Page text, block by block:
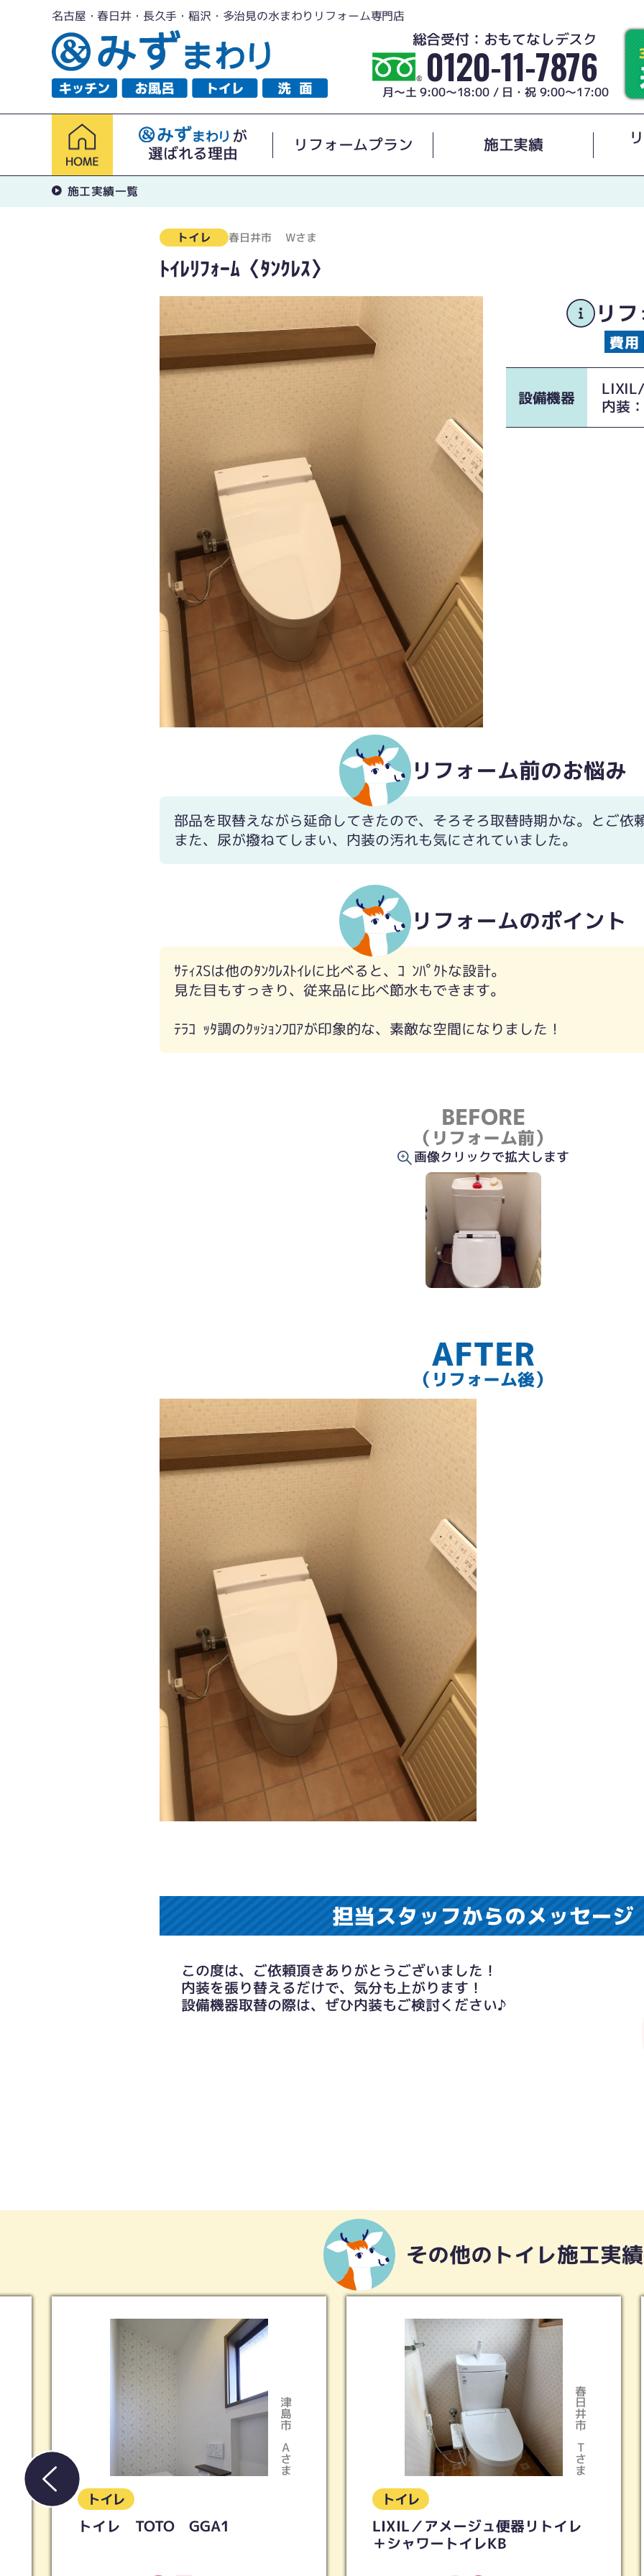
名古屋・春日井・長久手・稲沢・多治見の水まわりリフォーム専門店
総合受付：おもてなしデスク
0120-11-7876
月～土 9:00～18:00 / 日・祝 9:00～17:00
が
選ばれる理由
リフォームプラン 施工実績
施工実績一覧
トイレ 春日井市 Wさま
ﾄｲﾚﾘﾌｫｰﾑ〈ﾀﾝｸﾚｽ〉
リ
設備機器
内装
リフォーム前のお悩み
部品を取替えながら延命してきたので、そろそろ取替時期かな。とご依
また、尿が撥ねてしまい、内装の汚れも気にされていました。
リフォームのポイント
ｻﾃｨｽSは他のﾀﾝｸﾚｽﾄｲﾚに比べると、ｺﾝﾊﾟｸﾄな設計。
見た目もすっきり、従来品に比べ節水もできます。
ﾃﾗｺｯﾀ調のｸｯｼｮﾝﾌﾛｱが印象的な、素敵な空間になりました！
BEFORE
（リフォーム前）
画像クリックで拡大します
AFTER
（リフォーム後）
担当スタッフからのメッセージ
この度は、ご依頼頂きありがとうございました！
内装を張り替えるだけで、気分も上がります！
設備機器取替の際は、ぜひ内装もご検討ください♪
その他のトイレ施工実績
春日井市
Tさま
トイレ
LIXIL／アメージュ便器リトイレ
多治見市
Iさま
トイレ
トイレリフォーム 2ヵ所 ピュア
レストQR ホワイトグレー